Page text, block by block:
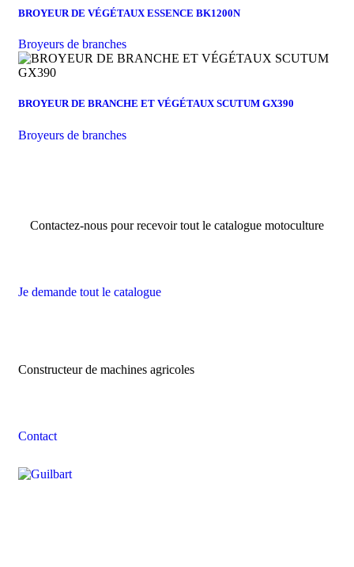
BROYEUR DE VÉGÉTAUX ESSENCE BK1200N
Broyeurs de branches
BROYEUR DE BRANCHE ET VÉGÉTAUX SCUTUM GX390
Broyeurs de branches
Contactez-nous pour recevoir tout le catalogue motoculture
Je demande tout le catalogue
Constructeur de machines agricoles
Contact